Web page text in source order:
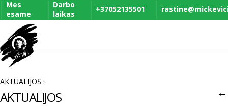
Mes
esame
Darbo
laikas
+37052135501
AKTUALIJOS >
AKTUALIJOS ←